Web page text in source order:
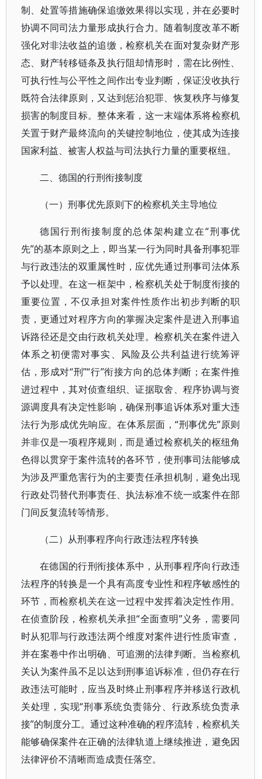
制、处置等措施确保追缴效果得以实现，并在必要时
协调不同司法力量形成执行合力。随着制度改革不断
强化对非法收益的追缴，检察机关在面对复杂财产形
态、财产转移链条及执行阻却情形时，需在比例性、
可执行性与公平性之间作出专业判断，保证没收执行
既符合法律原则，又达到惩治犯罪、恢复秩序与修复
损害的制度目标。整体来看，这一末端体系将检察机
关置于财产最终流向的关键控制地位，使其成为连接
国家利益、被害人权益与司法执行力量的重要枢纽。
二、德国的行刑衔接制度
（一）刑事优先原则下的检察机关主导地位
德国行刑衔接制度的总体架构建立在“刑事优
先”的基本原则之上，即当某一行为同时具备刑事犯罪
与行政违法的双重属性时，应优先通过刑事司法体系
予以处理。在这一框架中，检察机关处于制度衔接的
重要位置，不仅承担对案件性质作出初步判断的职
责，更通过对程序方向的掌握决定案件是进入刑事追
诉路径还是交由行政机关处理。检察机关在案件进入
体系之初便需对事实、风险及公共利益进行统筹评
估，形成对“刑”“行”衔接方向的总体判断；在案件推
进过程中，其对侦查组织、证据取舍、程序协调与资
源调度具有决定性影响，确保刑事追诉体系对重大违
法行为形成优先响应。在体系层面，“刑事优先”原则
并非仅是一项程序规则，而是通过检察机关的枢纽角
色得以贯穿于案件流转的各环节，使刑事司法能够成
为涉及严重危害行为的主要责任承担机制，避免出现
行政处罚替代刑事责任、执法标准不统一或案件在部
门间反复流转等情形。
（二）从刑事程序向行政违法程序转换
在德国的行刑衔接体系中，从刑事程序向行政违
法程序的转换是一个具有高度专业性和程序敏感性的
环节，而检察机关在这一过程中发挥着决定性作用。
在侦查阶段，检察机关承担“全面查明”义务，需要同
时从犯罪与行政违法两个维度对案件进行性质审查，
并在案卷中作出明确、可追溯的法律判断。当检察机
关认为案件虽不足以达到刑事追诉标准，但仍存在行
政违法可能时，应当及时终止刑事程序并移送行政机
关处理，实现“刑事系统负责筛分、行政系统负责承
接”的制度分工。通过这种准确的程序流转，检察机关
能够确保案件在正确的法律轨道上继续推进，避免因
法律评价不清晰而造成责任落空。